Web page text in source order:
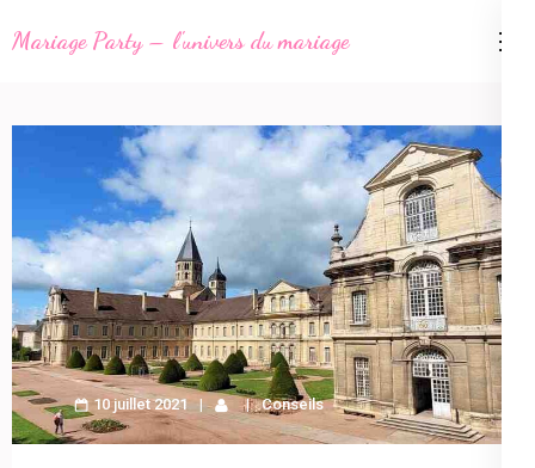
au
(Pressez
Mariage Party – l'univers du mariage
10 juillet 2021 Conseils